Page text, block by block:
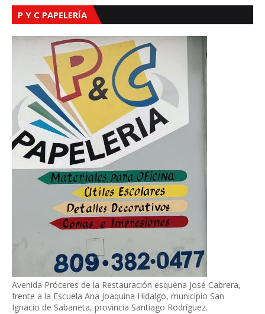
P Y C PAPELERÍA
Avenida Próceres de la Restauración esquena José Cabrera,
frente a la Escuela Ana Joaquina Hidalgo, municipio San
Ignacio de Sabaneta, provincia Santiago Rodríguez.